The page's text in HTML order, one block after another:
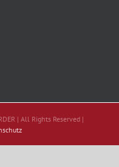
| All Rights Reserved |